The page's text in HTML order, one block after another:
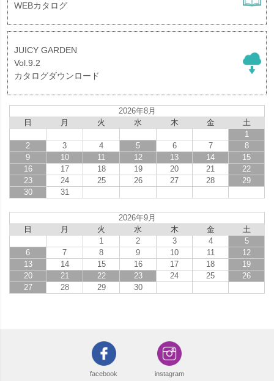
WEBカタログ
JUICY GARDEN
Vol.9.2
カタログダウンロード
2026年8月
日
月 火 水 木 金
土
1
2
3 4 5 6 7
8
9
10 11 12 13 14
15
16
17 18 19 20 21
22
23
24 25 26 27 28
29
30
31
2026年9月
日
月 火 水 木 金
土
1
2 3 4
5
6
7 8 9 10 11
12
13
14 15 16 17 18
19
20
21 22 23 24 25
26
27
28 29 30
facebook instagram